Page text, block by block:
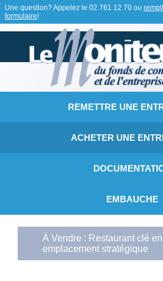
Une question? Appelez le 02 761 12 70 ou
formulaire!
REMETTRE UNE
ACHETER UNE
EMBAUCHE
À Vendre : Restaurant clé
emplacement stratégique